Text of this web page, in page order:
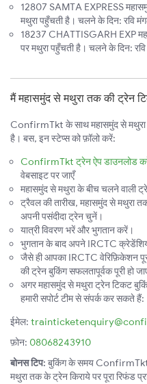
12807 SAMTA EXPRESS
मथुरा पहुँचती है। चलने के दिन: रवि
18237 CHATTISGARH EXP
पर मथुरा पहुँचती है। चलने के दिन:
मैं महासमुंद से मथुरा तक की ट्रेन
ConfirmTkt के साथ महासमुंद से
है। बस, इन स्टेप्स को फ़ॉलो करें:
ConfirmTkt ट्रेन ऐप डाउनलोड
वेबसाइट पर जाएँ
महासमुंद से मथुरा के बीच चलने वाली
ट्रैवल की तारीख, महासमुंद से मथुरा
अपनी पसंदीदा ट्रेन चुनें।
यात्री विवरण भरें और भुगतान करें।
भुगतान के बाद अपने IRCTC
जैसे ही आपका IRCTC वेरिफ़िकेशन
की ट्रेन बुकिंग सफलतापूर्वक पूरी हो
अगर महासमुंद से मथुरा ट्रेन टिकट
हमारी सपोर्ट टीम से संपर्क कर सकते हैं:
ईमेल:
फ़ोन: 08068243910
बोनस टिप: बुकिंग के समय ConfirmTkt
मथुरा तक के ट्रेन किराये पर पूरा रिफंड